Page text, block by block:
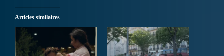
Articles similaires